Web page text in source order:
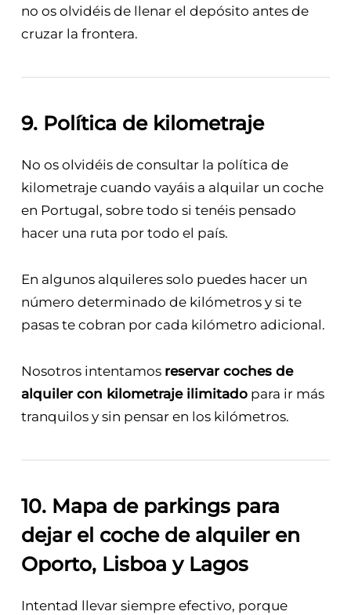
no os olvidéis de llenar el depósito antes de
cruzar la frontera.
9. Política de kilometraje
No os olvidéis de consultar la política de
kilometraje cuando vayáis a alquilar un coche
en Portugal, sobre todo si tenéis pensado
hacer una ruta por todo el país.
En algunos alquileres solo puedes hacer un
número determinado de kilómetros y si te
pasas te cobran por cada kilómetro adicional.
Nosotros intentamos reservar coches de
alquiler con kilometraje ilimitadopara ir más
tranquilos y sin pensar en los kilómetros.
10. Mapa de parkings para
dejar el coche de alquiler en
Oporto, Lisboa y Lagos
Intentad llevar siempre efectivo, porque